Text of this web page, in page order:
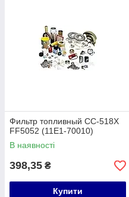
Фильтр топливный CC-518X
FF5052 (11E1-70010)
В наявності
398,35 ₴
Купити